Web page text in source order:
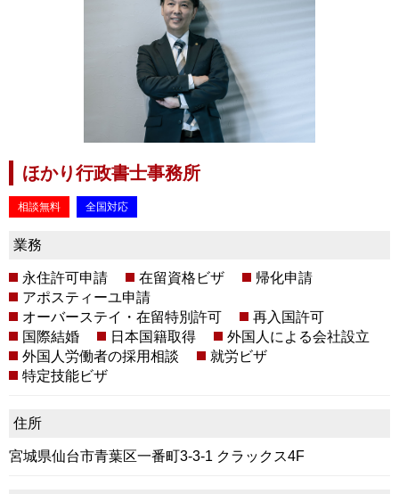
ほかり行政書士事務所
相談無料 全国対応
業務
永住許可申請 在留資格ビザ
帰化申請
アポスティーユ申請
オーバーステイ・在留特別許可
再入国許可
国際結婚
日本国籍取得
外国人による会社設立
外国人労働者の採用相談
就労ビザ
特定技能ビザ
住所
宮城県仙台市青葉区一番町3-3-1 クラックス4F